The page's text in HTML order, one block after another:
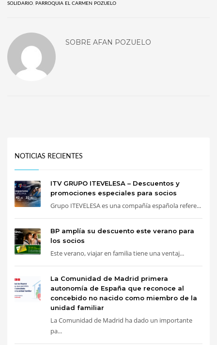
SOLIDARIO
PARROQUIA EL CARMEN POZUELO
SOBRE AFAN POZUELO
NOTICIAS RECIENTES
ITV GRUPO ITEVELESA – Descuentos y
promociones especiales para socios
Grupo ITEVELESA es una compañía española refere...
BP amplía su descuento este verano para
los socios
Este verano, viajar en familia tiene una ventaj...
La Comunidad de Madrid primera
autonomía de España que reconoce al
concebido no nacido como miembro de la
unidad familiar
La Comunidad de Madrid ha dado un importante
pa...